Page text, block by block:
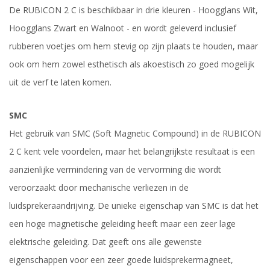
De RUBICON 2 C is beschikbaar in drie kleuren - Hoogglans Wit,
Hoogglans Zwart en Walnoot - en wordt geleverd inclusief
rubberen voetjes om hem stevig op zijn plaats te houden, maar
ook om hem zowel esthetisch als akoestisch zo goed mogelijk
uit de verf te laten komen.
SMC
Het gebruik van SMC (Soft Magnetic Compound) in de RUBICON
2 C kent vele voordelen, maar het belangrijkste resultaat is een
aanzienlijke vermindering van de vervorming die wordt
veroorzaakt door mechanische verliezen in de
luidsprekeraandrijving. De unieke eigenschap van SMC is dat het
een hoge magnetische geleiding heeft maar een zeer lage
elektrische geleiding. Dat geeft ons alle gewenste
eigenschappen voor een zeer goede luidsprekermagneet,